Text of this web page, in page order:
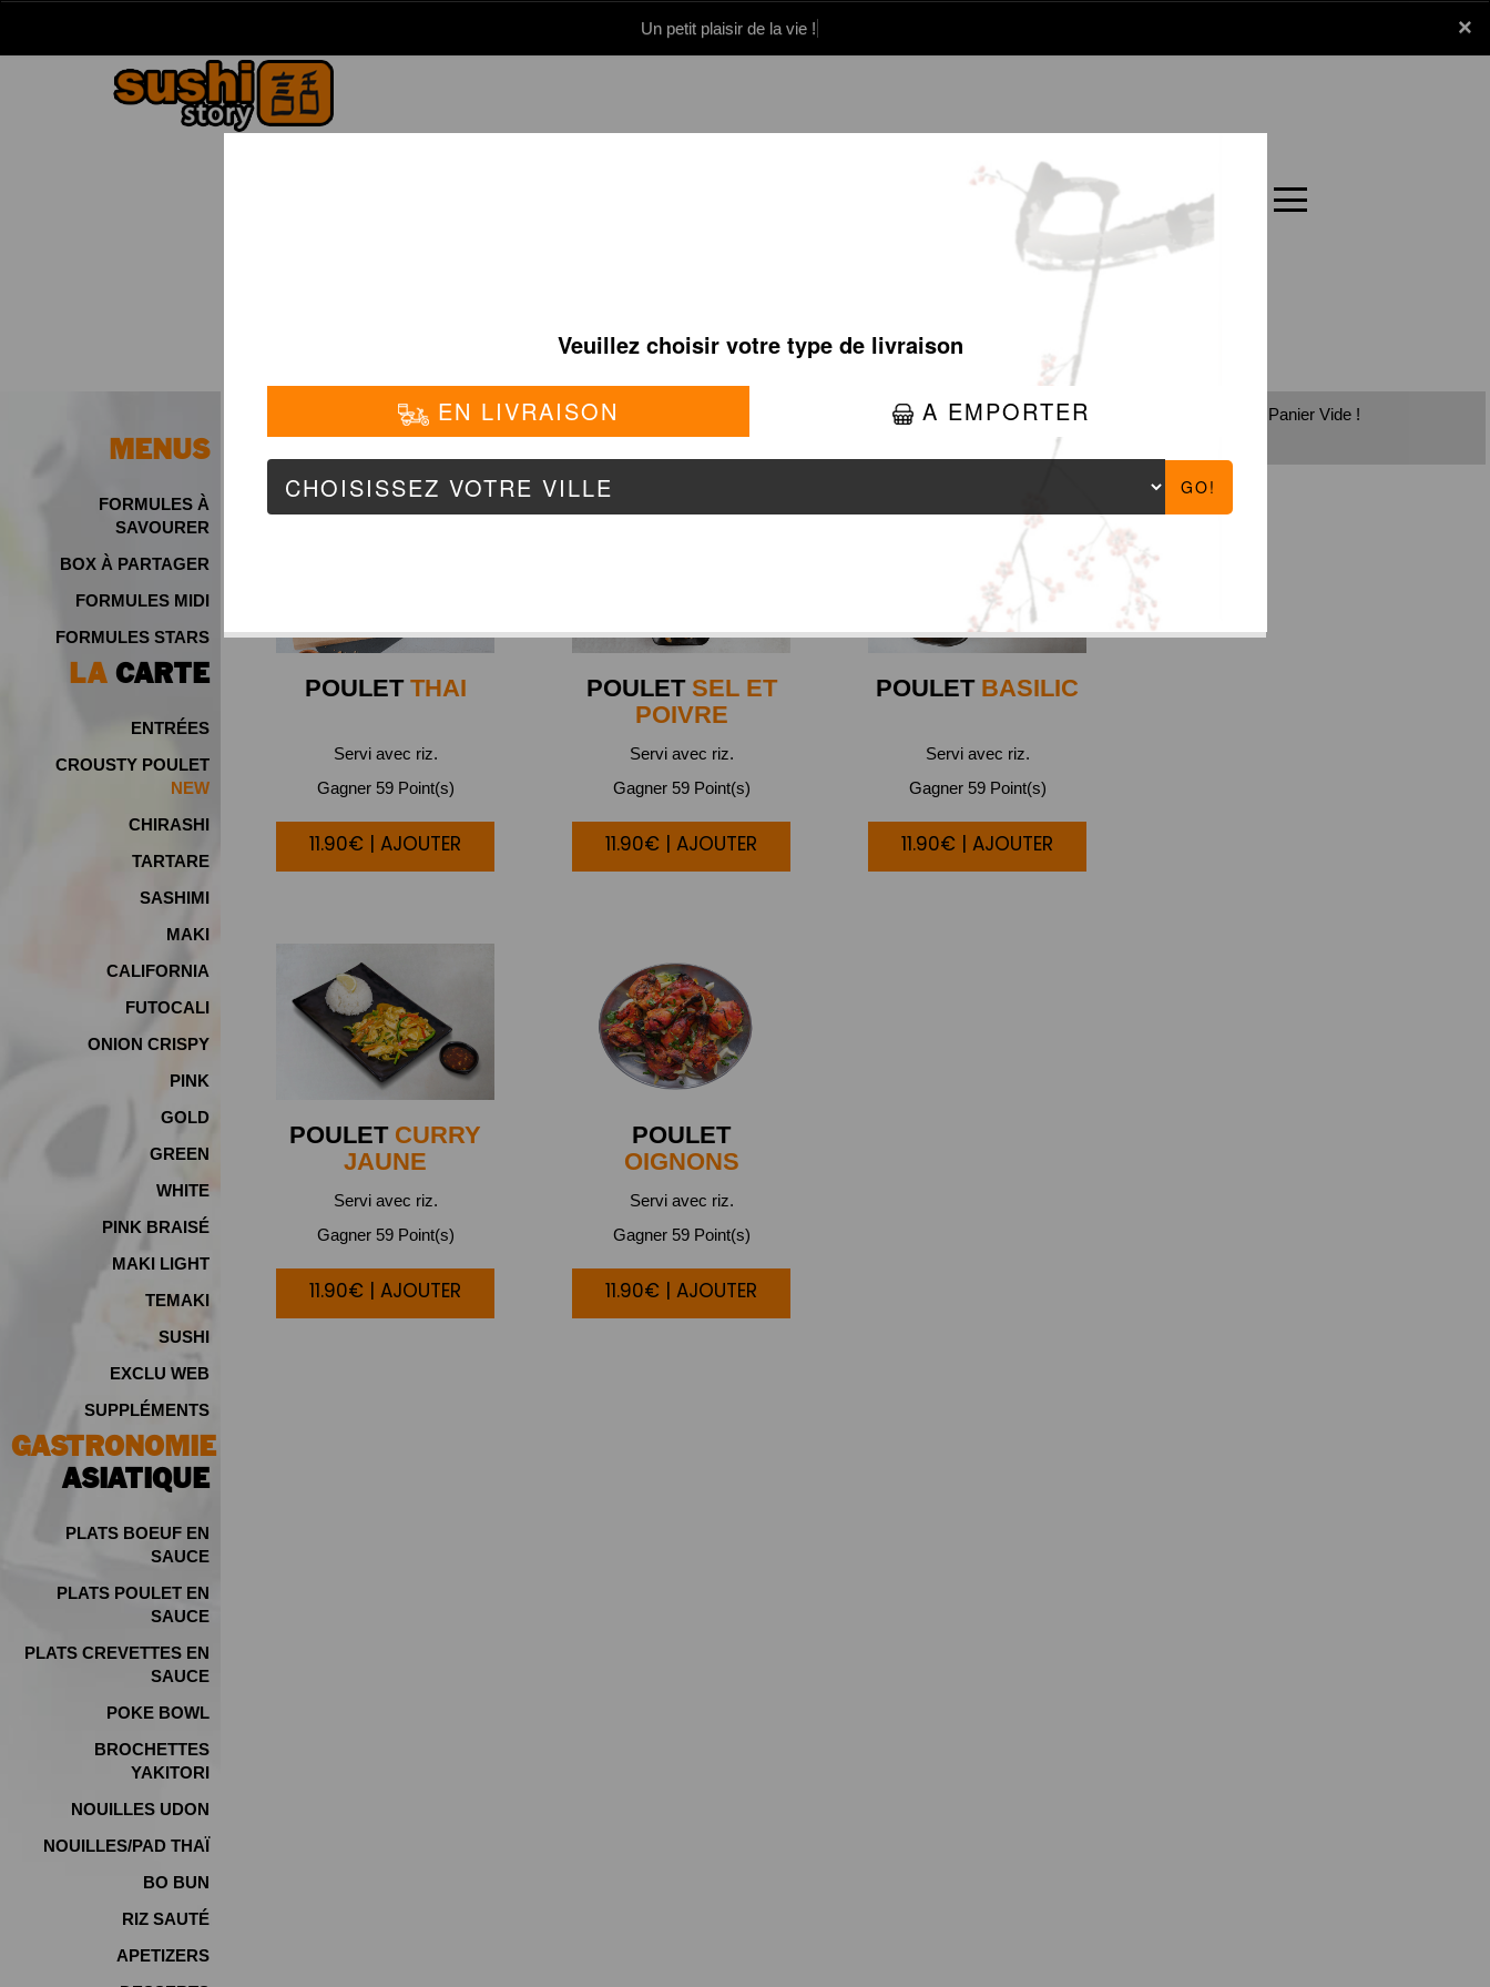
×
Un petit plaisir de la vie !
Panier Carte
x
MENUS
FORMULES À
SAVOURER
BOX À PARTAGER
FORMULES MIDI
FORMULES STARS
LA CARTE
ENTRÉES
CROUSTY POULET
NEW
CHIRASHI
TARTARE
SASHIMI
MAKI
CALIFORNIA
FUTOCALI
ONION CRISPY
PINK
GOLD
GREEN
WHITE
PINK BRAISÉ
MAKI LIGHT
TEMAKI
SUSHI
EXCLU WEB
SUPPLÉMENTS
GASTRONOMIE
ASIATIQUE
PLATS BOEUF EN
SAUCE
PLATS POULET EN
SAUCE
PLATS CREVETTES EN
SAUCE
POKE BOWL
BROCHETTES
YAKITORI
NOUILLES UDON
NOUILLES/PAD THAÏ
BO BUN
RIZ SAUTÉ
APETIZERS
PLATS POULET EN SAUCE
POULETTHAI
Servi avec riz.
Gagner 59 Point(s)
11.90€ | AJOUTER
POULETSEL ET
POIVRE
Servi avec riz.
Gagner 59 Point(s)
11.90€ | AJOUTER
POULETBASILIC
Servi avec riz.
Gagner 59 Point(s)
11.90€ | AJOUTER
POULETCURRY
JAUNE
Servi avec riz.
Gagner 59 Point(s)
11.90€ | AJOUTER
POULET
OIGNONS
Servi avec riz.
Gagner 59 Point(s)
11.90€ | AJOUTER
Panier Vide !